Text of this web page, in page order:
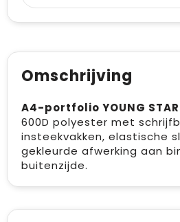
Omschrijving
A4-portfolio YOUNG STAR
600D polyester met
insteekvakken, elastische
gekleurde afwerking aan
buitenzijde.